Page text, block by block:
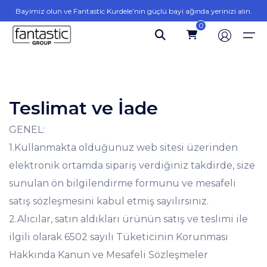
Bayimiz olun ve Fantastic Kurdele’nin güçlü bayi ağında yerinizi alın.
Ana Sayfa
Hakkımızda
Ürünler
Ürünler
Fantastic Bordür
Nakışlı Bordürler
Varaklı Bordürler
Jakarlı Bordürler
Fantastic Arma
Yamalar
Kot Yama
Kumaş Yama
Armalar
Set Armalar
Tekli Armalar
Fantastic Kurdele
Cüzdanlar
Jakarlı Kurdele ve Şeritler
Pliseler
Danteller
Fantastic Ev Tekstili
Blog
İletişim
Türkçe
English
0
Teslimat ve İade
GENEL:
1.Kullanmakta olduğunuz web sitesi üzerinden
elektronik ortamda sipariş verdiğiniz takdirde, size
sunulan ön bilgilendirme formunu ve mesafeli
satış sözleşmesini kabul etmiş sayılırsınız.
2.Alıcılar, satın aldıkları ürünün satış ve teslimi ile
ilgili olarak 6502 sayılı Tüketicinin Korunması
Hakkında Kanun ve Mesafeli Sözleşmeler